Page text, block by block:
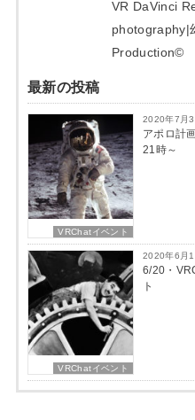
VR DaVinci
photography|
Production©︎
最新の投稿
VRChatイベント
2020年7月3
アポロ計
21時～
VRChatイベント
2020年6月
6/20・
ト